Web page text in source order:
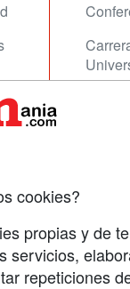
cookies?
propias y de
servicios,
repeticiones